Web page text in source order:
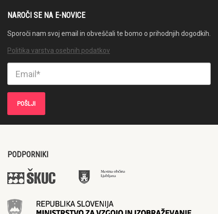
NAROČI SE NA E-NOVICE
Sporoči nam svoj email in obveščali te bomo o prihodnjih dogodkih.
Politika varstva osebnih podatkov
PODPORNIKI